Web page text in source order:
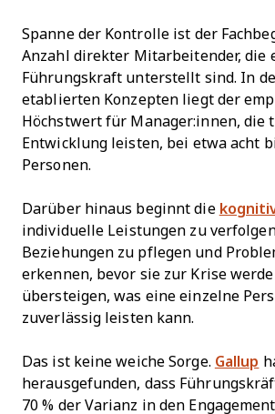
Spanne der Kontrolle ist der
Anzahl direkter Mitarbeitender, die
Führungskraft unterstellt sind. In
etablierten Konzepten liegt der
Höchstwert für Manager:innen, die
Entwicklung leisten, bei etwa acht
Personen.
Darüber hinaus beginnt die
individuelle Leistungen zu
Beziehungen zu pflegen und
erkennen, bevor sie zur Krise
übersteigen, was eine einzelne
zuverlässig leisten kann.
Das ist keine weiche Sorge. Gallup
herausgefunden, dass
70 % der Varianz in den